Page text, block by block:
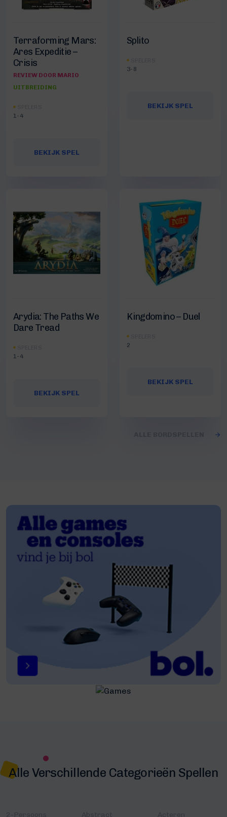
Terraforming Mars:
Ares Expeditie –
Crisis
REVIEW DOOR MARIO
UITBREIDING
1-4
BEKIJK SPEL
Splito
3-8
BEKIJK SPEL
Arydia: The Paths We
Dare Tread
1-4
BEKIJK SPEL
Kingdomino – Duel
2
BEKIJK SPEL
Alle Verschillende Categorieën Spellen